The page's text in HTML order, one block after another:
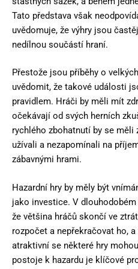
Tato představa však
uvědomuje, že výhry jsou
nedílnou součástí hraní.
Přestože jsou příběhy o
uvědomit, že takové události
pravidlem. Hráči by měli mít
očekávají od svých herních
rychlého zbohatnutí by se měli
užívali a nezapomínali na
zábavnými hrami.
Hazardní hry by měly být
jako investice. V
že většina hráčů skončí ve
rozpočet a nepřekračovat ho,
atraktivní se některé hry
postoje k hazardu je klíčové